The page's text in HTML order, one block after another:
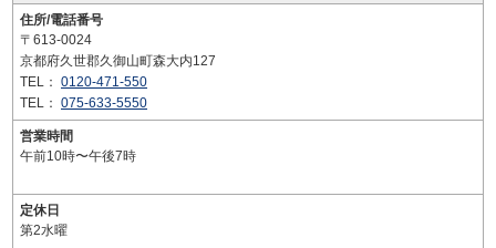
住所/電話番号
〒613-0024
京都府久世郡久御山町森大内127
TEL： 0120-471-550
TEL： 075-633-5550
営業時間
午前10時〜午後7時
定休日
第2水曜